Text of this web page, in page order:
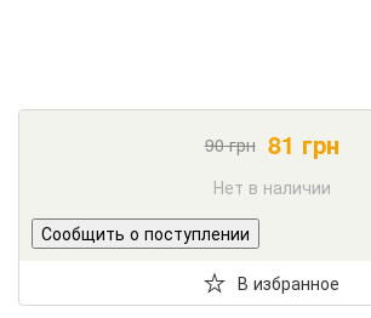
90грн 81 грн
Нет в наличии
Сообщить о поступлении
В избранное